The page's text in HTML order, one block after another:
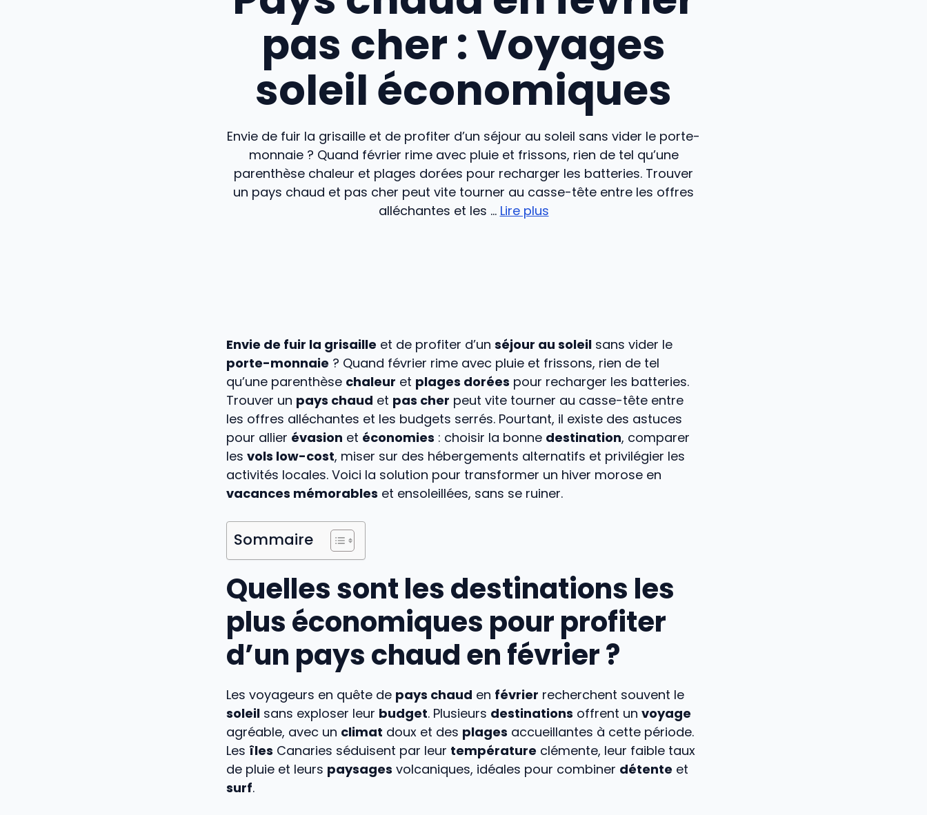
pas cher : Voyages
soleil économiques
Envie de fuir la grisaille et de profiter d’un séjour au soleil sans vider le porte-
monnaie ? Quand février rime avec pluie et frissons, rien de tel qu’une
parenthèse chaleur et plages dorées pour recharger les batteries. Trouver
un pays chaud et pas cher peut vite tourner au casse-tête entre les offres
alléchantes et les ... Lire plus
Envie de fuir la grisaille et de profiter d’un séjour au soleil sans vider le
porte-monnaie ? Quand février rime avec pluie et frissons, rien de tel
qu’une parenthèse chaleur et plages dorées pour recharger les batteries.
Trouver un pays chaud et pas cher peut vite tourner au casse-tête entre
les offres alléchantes et les budgets serrés. Pourtant, il existe des astuces
pour allier évasion et économies : choisir la bonne destination, comparer
les vols low-cost, miser sur des hébergements alternatifs et privilégier les
activités locales. Voici la solution pour transformer un hiver morose en
vacances mémorables et ensoleillées, sans se ruiner.
Sommaire
Quelles sont les destinations les
plus économiques pour profiter
d’un pays chaud en février ?
Les voyageurs en quête de pays chaud en février recherchent souvent le
soleil sans exploser leur budget. Plusieurs destinations offrent un voyage
agréable, avec un climat doux et des plages accueillantes à cette période.
Les îles Canaries séduisent par leur température clémente, leur faible taux
de pluie et leurs paysages volcaniques, idéales pour combiner détente et
surf.